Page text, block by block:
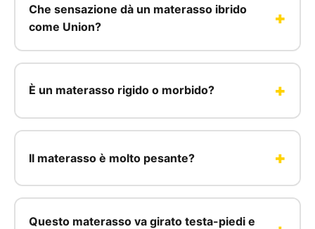
Che sensazione dà un materasso ibrido
come Union?
È un materasso rigido o morbido?
Il materasso è molto pesante?
Questo materasso va girato testa-piedi e